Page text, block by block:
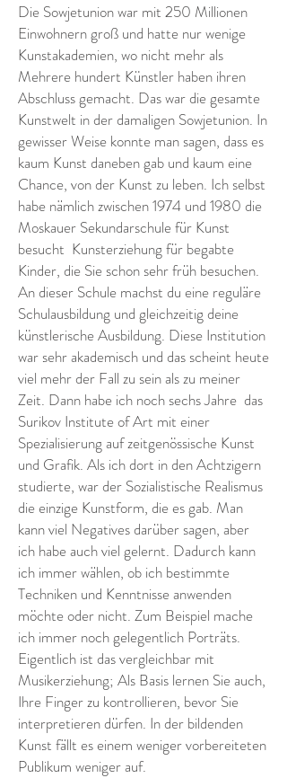
Die Sowjetunion war mit 250 Millionen
Einwohnern groß und hatte nur wenige
Kunstakademien, wo nicht mehr als
Mehrere hundert Künstler haben ihren
Abschluss gemacht. Das war die gesamte
Kunstwelt in der damaligen Sowjetunion. In
gewisser Weise konnte man sagen, dass es
kaum Kunst daneben gab und kaum eine
Chance, von der Kunst zu leben. Ich selbst
habe nämlich zwischen 1974 und 1980 die
Moskauer Sekundarschule für Kunst
besucht Kunsterziehung für begabte
Kinder, die Sie schon sehr früh besuchen.
An dieser Schule machst du eine reguläre
Schulausbildung und gleichzeitig deine
künstlerische Ausbildung. Diese Institution
war sehr akademisch und das scheint heute
viel mehr der Fall zu sein als zu meiner
Zeit. Dann habe ich noch sechs Jahre das
Surikov Institute of Art mit einer
Spezialisierung auf zeitgenössische Kunst
und Grafik. Als ich dort in den Achtzigern
studierte, war der Sozialistische Realismus
die einzige Kunstform, die es gab. Man
kann viel Negatives darüber sagen, aber
ich habe auch viel gelernt. Dadurch kann
ich immer wählen, ob ich bestimmte
Techniken und Kenntnisse anwenden
möchte oder nicht. Zum Beispiel mache
ich immer noch gelegentlich Porträts.
Eigentlich ist das vergleichbar mit
Musikerziehung; Als Basis lernen Sie auch,
Ihre Finger zu kontrollieren, bevor Sie
interpretieren dürfen. In der bildenden
Kunst fällt es einem weniger vorbereiteten
Publikum weniger auf.